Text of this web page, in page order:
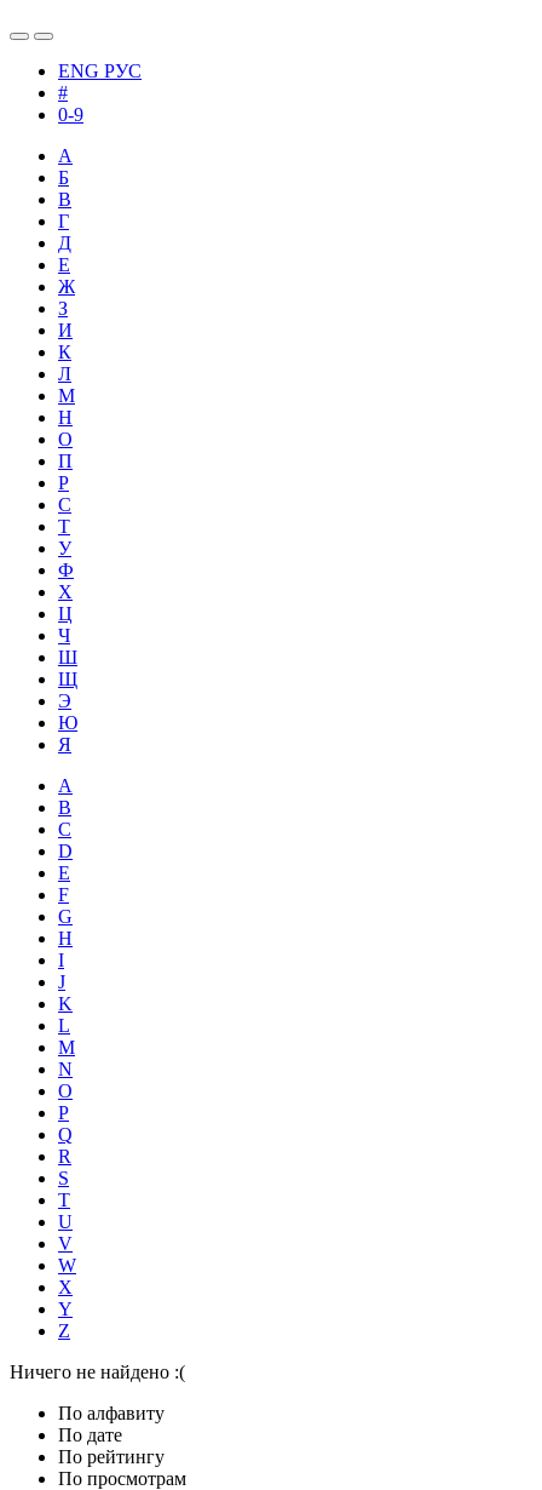
ENG РУС
#
0-9
А
Б
В
Г
Д
Е
Ж
З
И
К
Л
М
Н
О
П
Р
С
Т
У
Ф
Х
Ц
Ч
Ш
Щ
Э
Ю
Я
A
B
C
D
E
F
G
H
I
J
K
L
M
N
O
P
Q
R
S
T
U
V
W
X
Y
Z
Ничего не найдено :(
По алфавиту
По дате
По рейтингу
По просмотрам